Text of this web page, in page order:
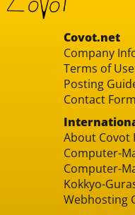
Covot.net
Company
Terms of Use
Posting
Contact Form
About Covot
Computer-
Computer-
Kokkyo-
Webhosting